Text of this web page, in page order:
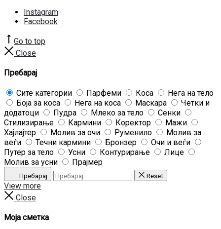
Instagram
Facebook
Go to top
Close
Пребарај
Сите категории Парфеми Коса
Нега на тело
Боја за коса
Нега на коса Маскара
Четки и
додатоци
Пудра Млеко за тело
Сенки
Стилизирање
Кармини Коректор
Мажи
Хајлајтер
Молив за очи Руменило
Молив за
веѓи
Течни кармини Бронзер
Очи и веѓи
Путер за тело
Усни Контурирање
Лице
Молив за усни
Прајмер
Пребарај Reset
View more
Close
Моја сметка